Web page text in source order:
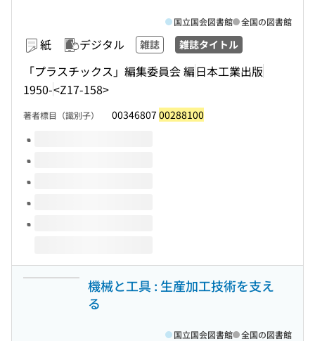
紙 デジタル 雑誌 雑誌タイトル
「プラスチックス」編集委員会 編日本工業出版
1950-<Z17-158>
国立国会図書館 全国の図書館
著者標目（識別子） 00346807 00288100
このタイトルの巻号
機械と工具 : 生産加工技術を支え
る
国立国会図書館 全国の図書館